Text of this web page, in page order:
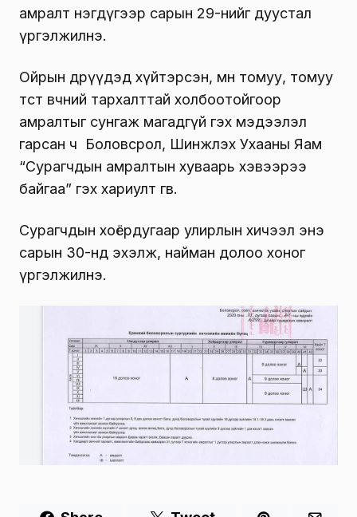
амралт нэгдүгээр сарын 29-нийг дуустал
үргэлжилнэ.
Ойрын өдрүүдэд хүйтэрсэн, мөн томуу, томуу
төст өвчний тархалттай холбоотойгоор
амралтыг сунгаж магадгүй гэх мэдээлэл
гарсан ч Боловсрол, Шинжлэх Ухааны Яам
“Сурагчдын амралтын хуваарь хэвээрээ
байгаа” гэх хариулт өгөв.
Сурагчдын хоёрдугаар улирлын хичээл энэ
сарын 30-нд эхэлж, найман долоо хоног
үргэлжилнэ.